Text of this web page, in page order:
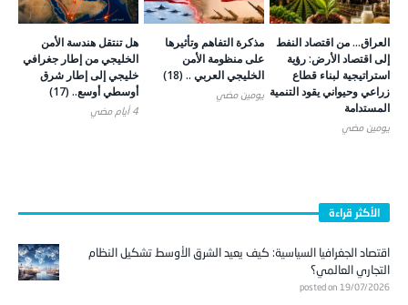
العراق… من اقتصاد النفط
إلى اقتصاد الأرض: رؤية
استراتيجية لبناء قطاع
زراعي وحيواني يقود التنمية
المستدامة
يومين ‎مضي
مذكرة التفاهم وتأثيرها
على منظومة الأمن
الخليجي العربي .. (18)
يومين ‎مضي
هل تنتقل هندسة الأمن
الخليجي من إطار جغرافي
خليجي إلى إطار شرق
أوسطي أوسع.. (17)
4 أيام ‎مضي
الأكثر قراءة
اقتصاد الجغرافيا السياسية: كيف يعيد الشرق الأوسط تشكيل النظام
التجاري العالمي؟
posted on 19/07/2026